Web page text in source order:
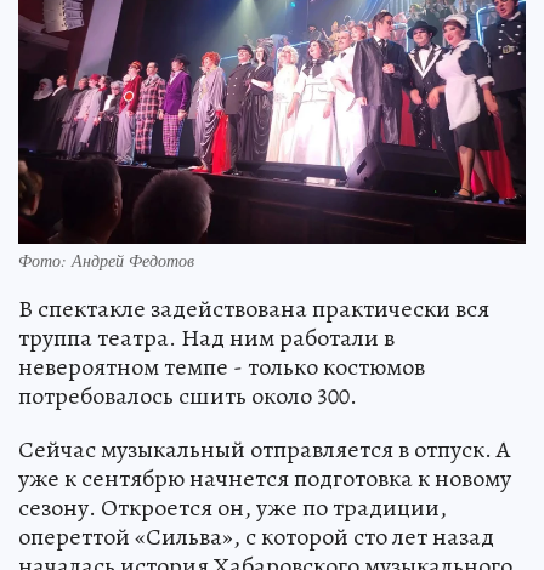
Фото: Андрей Федотов
В спектакле задействована практически вся
труппа театра. Над ним работали в
невероятном темпе - только костюмов
потребовалось сшить около 300.
Сейчас музыкальный отправляется в отпуск. А
уже к сентябрю начнется подготовка к новому
сезону. Откроется он, уже по традиции,
опереттой «Сильва», с которой сто лет назад